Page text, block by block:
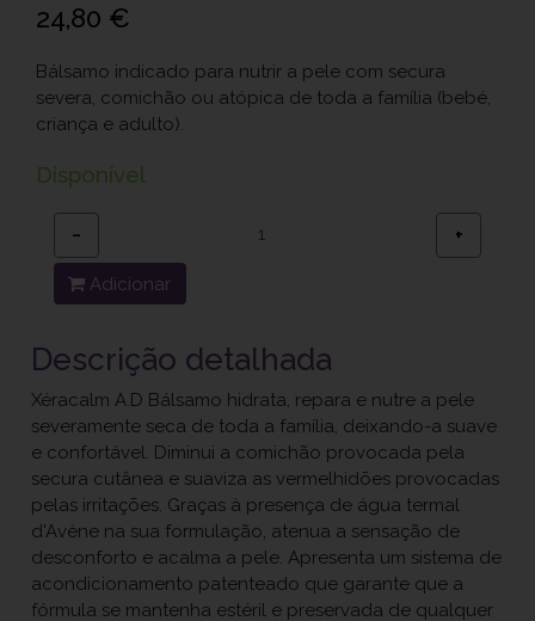
24,80 €
Bálsamo indicado para nutrir a pele com secura
severa, comichão ou atópica de toda a família (bebé,
criança e adulto).
Disponível
− +
Adicionar
Descrição detalhada
Xéracalm A.D Bálsamo hidrata, repara e nutre a pele
severamente seca de toda a família, deixando-a suave
e confortável. Diminui a comichão provocada pela
secura cutânea e suaviza as vermelhidões provocadas
pelas irritações. Graças à presença de água termal
d'Avène na sua formulação, atenua a sensação de
desconforto e acalma a pele. Apresenta um sistema de
acondicionamento patenteado que garante que a
fórmula se mantenha estéril e preservada de qualquer